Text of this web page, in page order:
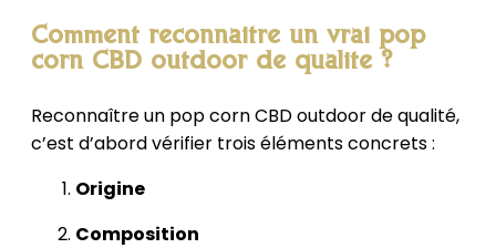
Comment reconnaître un vrai pop
corn CBD outdoor de qualité ?
Reconnaître un pop corn CBD outdoor de qualité,
c’est d’abord vérifier trois éléments concrets :
Origine
Composition